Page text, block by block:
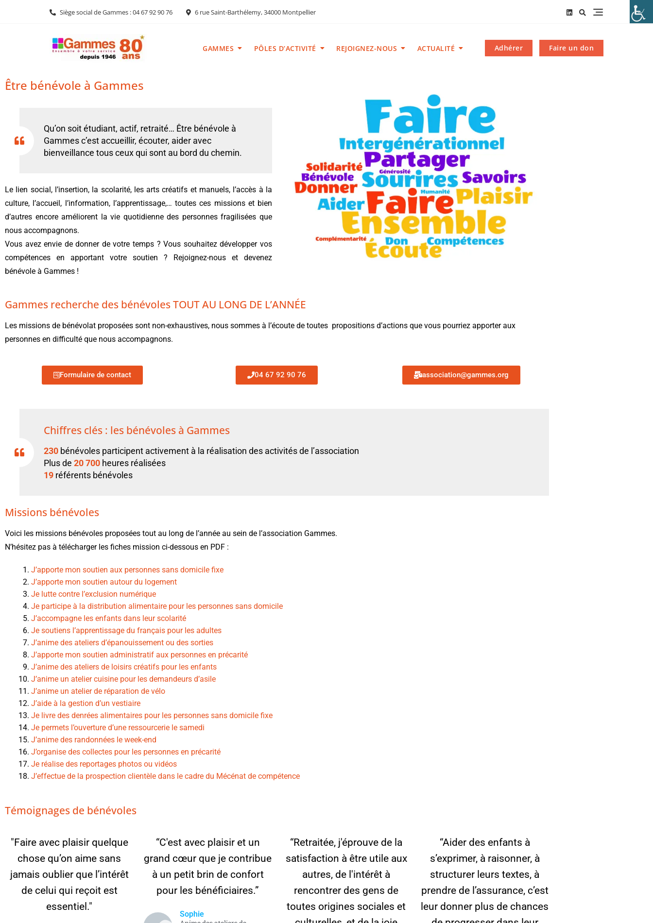
Siège social de Gammes : 04 67 92 90 76 6 rue Saint-Barthélemy, 34000 Montpellier
GAMMES PÔLES D’ACTIVITÉ REJOIGNEZ-NOUS ACTUALITÉ Adhérer Faire un don
Être bénévole à Gammes
Qu’on soit étudiant, actif, retraité… Être bénévole à
Gammes c’est accueillir, écouter, aider avec
bienveillance tous ceux qui sont au bord du chemin.
Le lien social, l’insertion, la scolarité, les arts créatifs et manuels, l’accès à la
culture, l’accueil, l’information, l’apprentissage,… toutes ces missions et bien
d’autres encore améliorent la vie quotidienne des personnes fragilisées que
nous accompagnons.
Vous avez envie de donner de votre temps ? Vous souhaitez développer vos
compétences en apportant votre soutien ? Rejoignez-nous et devenez
bénévole à Gammes !
Gammes recherche des bénévoles TOUT AU LONG DE L’ANNÉE
Les missions de bénévolat proposées sont non-exhaustives, nous sommes à l’écoute de toutes propositions d’actions que vous pourriez apporter aux
personnes en difficulté que nous accompagnons.
Formulaire de contact 04 67 92 90 76 association@gammes.org
Chiffres clés : les bénévoles à Gammes
230 bénévoles participent activement à la réalisation des activités de l’association
Plus de 20 700 heures réalisées
19 référents bénévoles
Missions bénévoles
Voici les missions bénévoles proposées tout au long de l’année au sein de l’association Gammes.
N’hésitez pas à télécharger les fiches mission ci-dessous en PDF :
J’apporte mon soutien aux personnes sans domicile fixe
J’apporte mon soutien autour du logement
Je lutte contre l’exclusion numérique
Je participe à la distribution alimentaire pour les personnes sans domicile
J’accompagne les enfants dans leur scolarité
Je soutiens l’apprentissage du français pour les adultes
J’anime des ateliers d’épanouissement ou des sorties
J’apporte mon soutien administratif aux personnes en précarité
J’anime des ateliers de loisirs créatifs pour les enfants
J’anime un atelier cuisine pour les demandeurs d’asile
J’anime un atelier de réparation de vélo
J’aide à la gestion d’un vestiaire
Je livre des denrées alimentaires pour les personnes sans domicile fixe
Je permets l’ouverture d’une ressourcerie le samedi
J’anime des randonnées le week-end
J’organise des collectes pour les personnes en précarité
Je réalise des reportages photos ou vidéos
J’effectue de la prospection clientèle dans le cadre du Mécénat de compétence
Témoignages de bénévoles
"Faire avec plaisir quelque
chose qu’on aime sans
jamais oublier que l’intérêt
de celui qui reçoit est
essentiel."
“C'est avec plaisir et un
grand cœur que je contribue
à un petit brin de confort
pour les bénéficiaires.”
Sophie
“Retraitée, j'éprouve de la
satisfaction à être utile aux
autres, de l'intérêt à
rencontrer des gens de
toutes origines sociales et
“Aider des enfants à
s’exprimer, à raisonner, à
structurer leurs textes, à
prendre de l’assurance, c’est
leur donner plus de chances